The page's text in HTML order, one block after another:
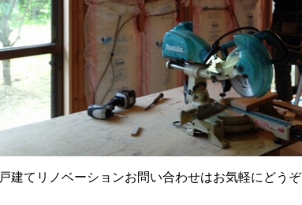
戸建てリノベーションお問い合わせはお気軽にどうぞ